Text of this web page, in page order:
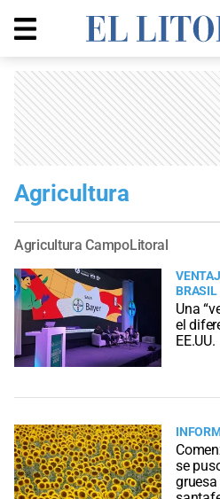
Agricultura
Agricultura CampoLitoral
BRASIL
Una
el
EE.UU.
se